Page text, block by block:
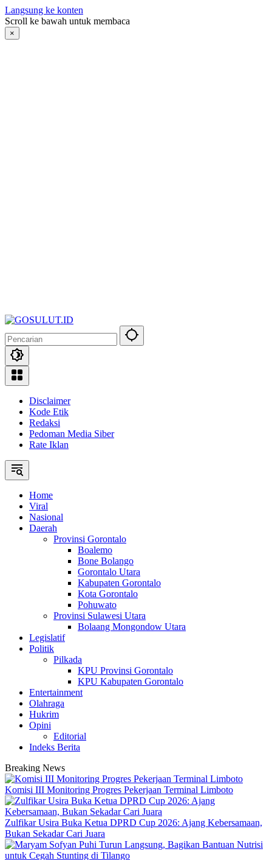
Langsung ke konten
Scroll ke bawah untuk membaca
×
Disclaimer
Kode Etik
Redaksi
Pedoman Media Siber
Rate Iklan
Home
Viral
Nasional
Daerah
Provinsi Gorontalo
Boalemo
Bone Bolango
Gorontalo Utara
Kabupaten Gorontalo
Kota Gorontalo
Pohuwato
Provinsi Sulawesi Utara
Bolaang Mongondow Utara
Legislatif
Politik
Pilkada
KPU Provinsi Gorontalo
KPU Kabupaten Gorontalo
Entertainment
Olahraga
Hukrim
Opini
Editorial
Indeks Berita
Breaking News
Komisi III Monitoring Progres Pekerjaan Terminal Limboto
Zulfikar Usira Buka Ketua DPRD Cup 2026: Ajang Kebersamaan,
Bukan Sekadar Cari Juara